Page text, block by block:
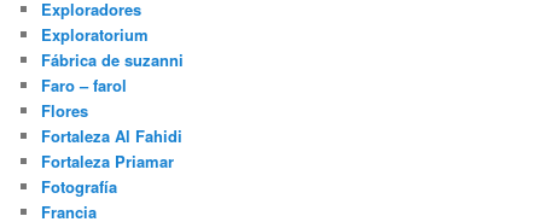
Exploradores
Exploratorium
Fábrica de suzanni
Faro – farol
Flores
Fortaleza Al Fahidi
Fortaleza Priamar
Fotografía
Francia